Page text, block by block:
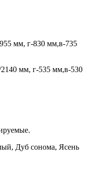
мм, г-830 мм,в-735
мм, г-535 мм,в-530
Дуб сонома, Ясень